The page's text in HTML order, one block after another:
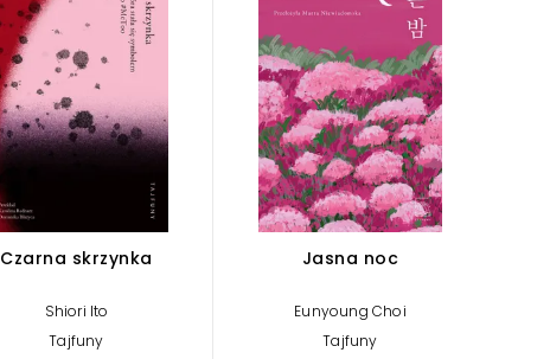
Czarna skrzynka
Shiori Ito
Tajfuny
Jasna noc
Eunyoung Choi
Tajfuny